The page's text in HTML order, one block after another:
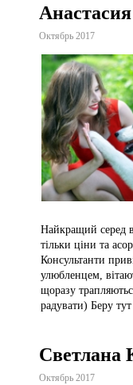
Октябрь 2017
Найкращий серед
тільки ціни та
Консультанти
улюбленцем,
щоразу
радувати) Беру тут
Светлана
Октябрь 2017